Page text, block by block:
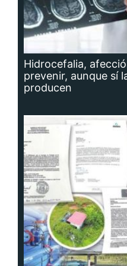
Hidrocefalia,
prevenir, aunque sí
producen